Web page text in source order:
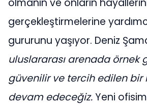
olmanın ve onların
gerçekleştirmelerine
gururunu yaşıyor. Deniz
uluslararası arenada örnek
güvenilir ve tercih edilen
devam edeceğiz.Yeni